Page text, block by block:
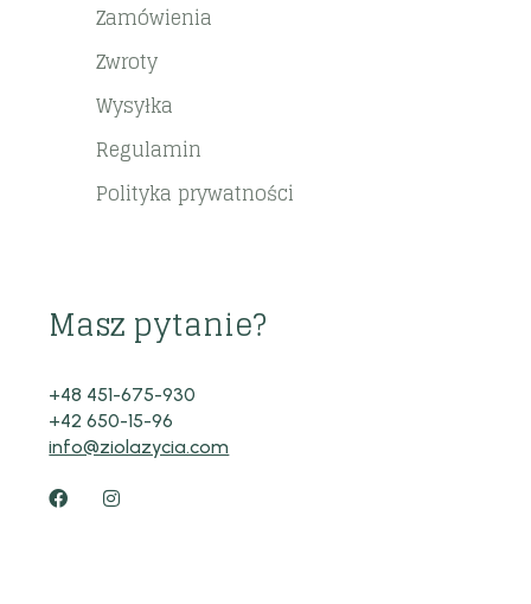
Zamówienia
Zwroty
Wysyłka
Regulamin
Polityka prywatności
Masz pytanie?
+48 451-675-930
+42 650-15-96
info@ziolazycia.com